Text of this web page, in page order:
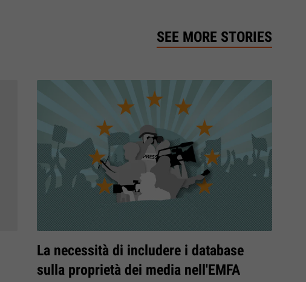
SEE MORE STORIES
La necessità di includere i database
sulla proprietà dei media nell'EMFA